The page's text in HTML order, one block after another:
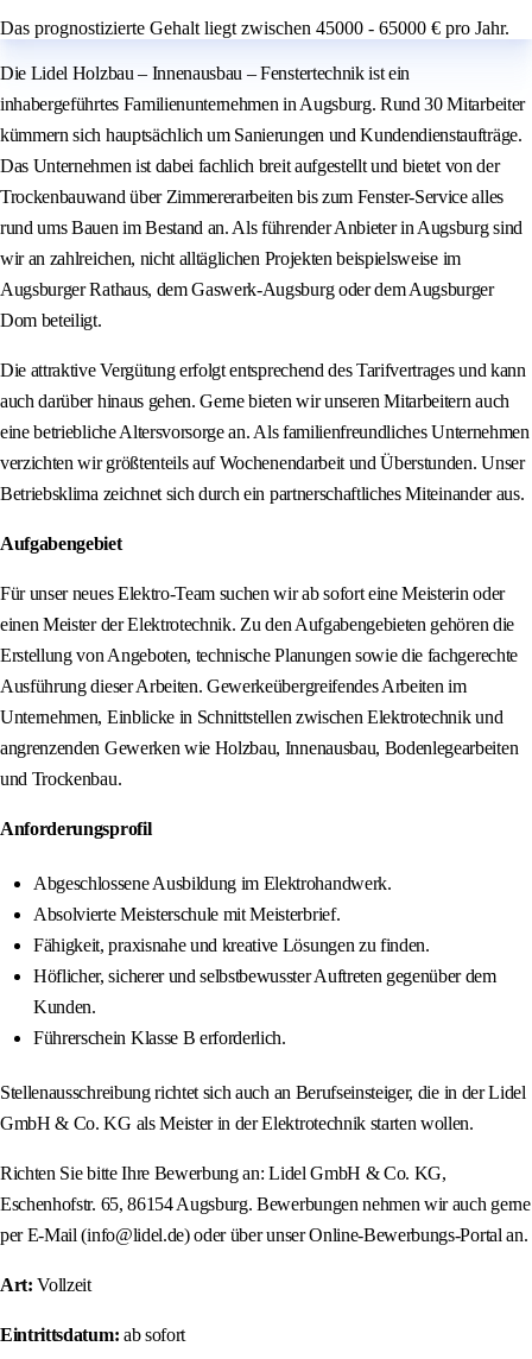
Das prognostizierte Gehalt liegt zwischen 45000 - 65000 € pro Jahr.
Die Lidel Holzbau – Innenausbau – Fenstertechnik ist ein
inhabergeführtes Familienunternehmen in Augsburg. Rund 30 Mitarbeiter
kümmern sich hauptsächlich um Sanierungen und Kundendienstaufträge.
Das Unternehmen ist dabei fachlich breit aufgestellt und bietet von der
Trockenbauwand über Zimmererarbeiten bis zum Fenster-Service alles
rund ums Bauen im Bestand an. Als führender Anbieter in Augsburg sind
wir an zahlreichen, nicht alltäglichen Projekten beispielsweise im
Augsburger Rathaus, dem Gaswerk-Augsburg oder dem Augsburger
Dom beteiligt.
Die attraktive Vergütung erfolgt entsprechend des Tarifvertrages und kann
auch darüber hinaus gehen. Gerne bieten wir unseren Mitarbeitern auch
eine betriebliche Altersvorsorge an. Als familienfreundliches Unternehmen
verzichten wir größtenteils auf Wochenendarbeit und Überstunden. Unser
Betriebsklima zeichnet sich durch ein partnerschaftliches Miteinander aus.
Aufgabengebiet
Für unser neues Elektro-Team suchen wir ab sofort eine Meisterin oder
einen Meister der Elektrotechnik. Zu den Aufgabengebieten gehören die
Erstellung von Angeboten, technische Planungen sowie die fachgerechte
Ausführung dieser Arbeiten. Gewerkeübergreifendes Arbeiten im
Unternehmen, Einblicke in Schnittstellen zwischen Elektrotechnik und
angrenzenden Gewerken wie Holzbau, Innenausbau, Bodenlegearbeiten
und Trockenbau.
Anforderungsprofil
Abgeschlossene Ausbildung im Elektrohandwerk.
Absolvierte Meisterschule mit Meisterbrief.
Fähigkeit, praxisnahe und kreative Lösungen zu finden.
Höflicher, sicherer und selbstbewusster Auftreten gegenüber dem
Kunden.
Führerschein Klasse B erforderlich.
Stellenausschreibung richtet sich auch an Berufseinsteiger, die in der Lidel
GmbH & Co. KG als Meister in der Elektrotechnik starten wollen.
Richten Sie bitte Ihre Bewerbung an: Lidel GmbH & Co. KG,
Eschenhofstr. 65, 86154 Augsburg. Bewerbungen nehmen wir auch gerne
per E‑Mail (info@lidel.de) oder über unser Online‑Bewerbungs‑Portal an.
Art: Vollzeit
Eintrittsdatum: ab sofort